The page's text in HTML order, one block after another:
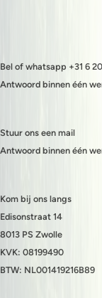
Bel of whatsapp +31 6
Antwoord binnen één
Stuur ons een mail
Antwoord binnen één
Kom bij ons langs
Edisonstraat 14
8013 PS Zwolle
KVK: 08199490
BTW: NL001419216B89